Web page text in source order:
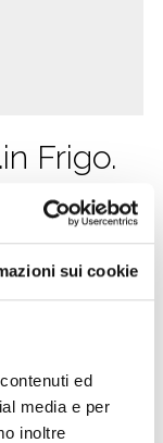
sui cookie
ed
media e per
inoltre
Frigo.